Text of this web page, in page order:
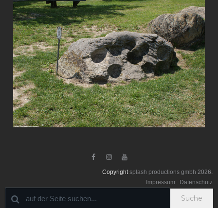
  
Copyrightsplash productions gmbh 2026.
Impressum
Datenschutz
Suche